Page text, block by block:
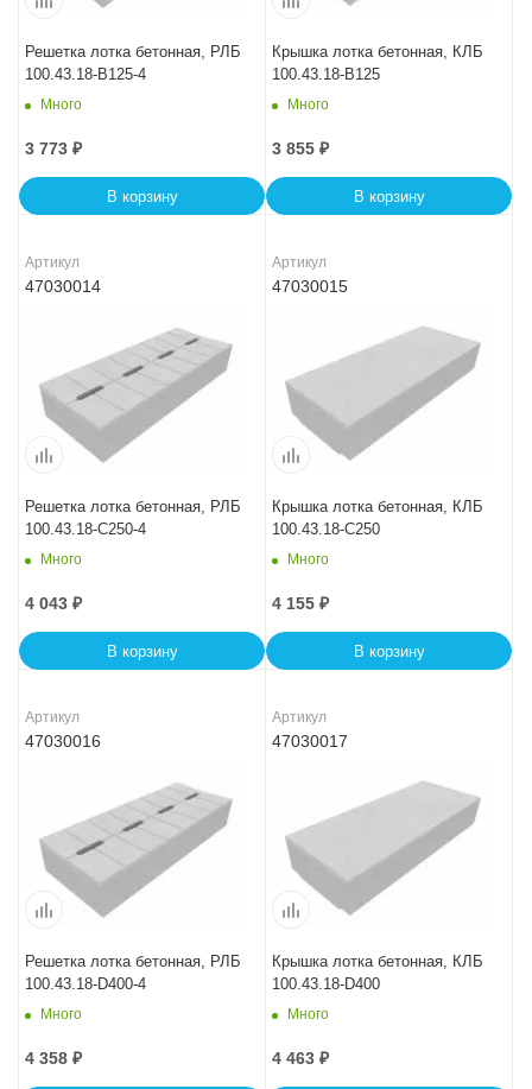
Решетка лотка бетонная, РЛБ
100.43.18-B125-4
Много
3 773 ₽
В корзину
Крышка лотка бетонная, КЛБ
100.43.18-B125
Много
3 855 ₽
В корзину
Артикул
47030014
Решетка лотка бетонная, РЛБ
100.43.18-C250-4
Много
4 043 ₽
В корзину
Артикул
47030015
Крышка лотка бетонная, КЛБ
100.43.18-C250
Много
4 155 ₽
В корзину
Артикул
47030016
Решетка лотка бетонная, РЛБ
100.43.18-D400-4
Много
4 358 ₽
Артикул
47030017
Крышка лотка бетонная, КЛБ
100.43.18-D400
Много
4 463 ₽